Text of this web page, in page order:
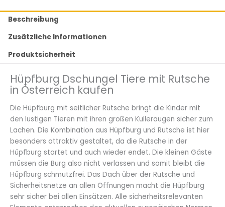
Beschreibung
Zusätzliche Informationen
Produktsicherheit
Hüpfburg Dschungel Tiere mit Rutsche
in Österreich kaufen
Die Hüpfburg mit seitlicher Rutsche bringt die Kinder mit
den lustigen Tieren mit ihren großen Kulleraugen sicher zum
Lachen. Die Kombination aus Hüpfburg und Rutsche ist hier
besonders attraktiv gestaltet, da die Rutsche in der
Hüpfburg startet und auch wieder endet. Die kleinen Gäste
müssen die Burg also nicht verlassen und somit bleibt die
Hüpfburg schmutzfrei. Das Dach über der Rutsche und
Sicherheitsnetze an allen Öffnungen macht die Hüpfburg
sehr sicher bei allen Einsätzen. Alle sicherheitsrelevanten